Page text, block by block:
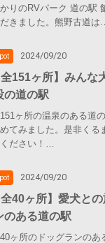
りのRVパーク 道の駅
きました。熊野古道は…
2024/09/20
全151ヶ所】みんな
の道の駅
ヶ所の温泉のある道
めてみました。是非くる
ださい！…
2024/09/20
全40ヶ所】愛犬と
のある道の駅
ヶ所のドッグランのあ